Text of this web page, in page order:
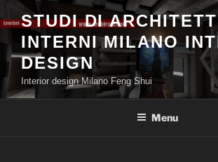
Salta
al
contenuto
STUDI DI
INTERNI MILANO
DESIGN
Interior design Milano Feng Shui
Menu